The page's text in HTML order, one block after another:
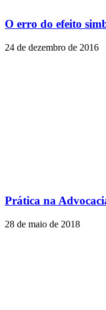
O erro do efeito
24 de dezembro de 2016
Prática na
28 de maio de 2018